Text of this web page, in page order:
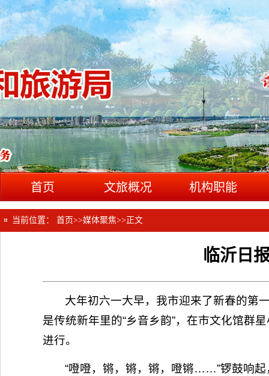
首页 文旅概况 机构职能
当前位置： 首页>>媒体聚焦>> 正文
临沂日
大年初六一大早，我市迎来了新春的第
是传统新年里的“乡音乡韵”，在市文化馆群
进行。
“噔噔，锵，锵，锵，噔锵……”锣鼓响